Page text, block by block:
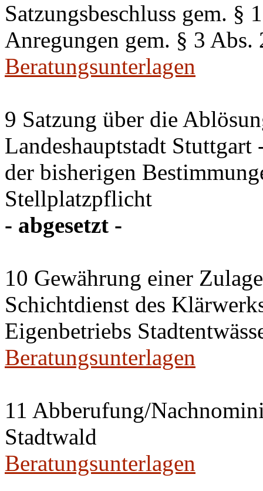
Satzungsbeschluss gem.
Anregungen gem. § 3 Abs.
Beratungsunterlagen
9 Satzung über die
Landeshauptstadt
der bisherigen
Stellplatzpflicht
- abgesetzt -
10 Gewährung einer
Schichtdienst des
Eigenbetriebs
Beratungsunterlagen
11 Abberufung/
Stadtwald
Beratungsunterlagen